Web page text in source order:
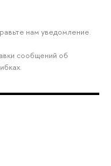
нам уведомление.
сообщений об